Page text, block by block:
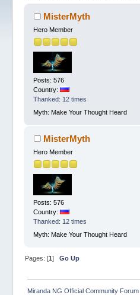
MisterMyth
Hero Member
Posts: 576
Country:
Thanked: 12 times
Myth: Make Your Thought Heard
MisterMyth
Hero Member
Posts: 576
Country:
Thanked: 12 times
Myth: Make Your Thought Heard
Pages: [1]Go Up
Miranda NG Official Community Forum